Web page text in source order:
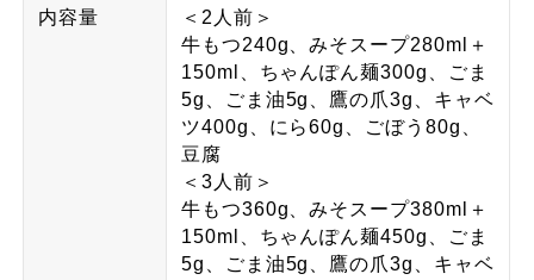
内容量
＜2人前＞
牛もつ240g、みそスープ280ml＋
150ml、ちゃんぽん麺300g、ごま
5g、ごま油5g、鷹の爪3g、キャベ
ツ400g、にら60g、ごぼう80g、
豆腐
＜3人前＞
牛もつ360g、みそスープ380ml＋
150ml、ちゃんぽん麺450g、ごま
5g、ごま油5g、鷹の爪3g、キャベ